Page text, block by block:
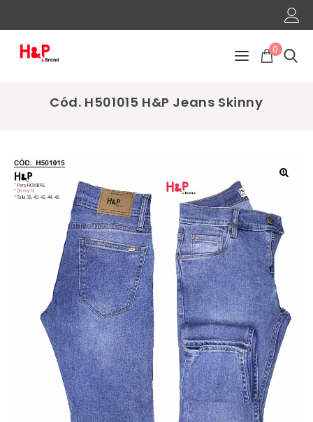
0
Cód. H501015 H&P Jeans Skinny